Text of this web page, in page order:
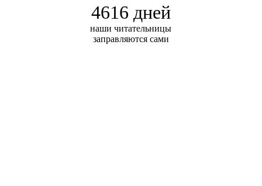
4616 дней
наши читательницы
заправляются сами